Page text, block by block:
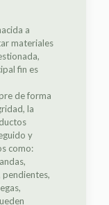
a
materiales
fin es
de forma
la
y
como:
pendientes,